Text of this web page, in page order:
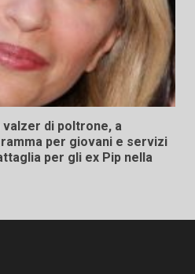
valzer di poltrone, a
per giovani e servizi
per gli ex Pip nella